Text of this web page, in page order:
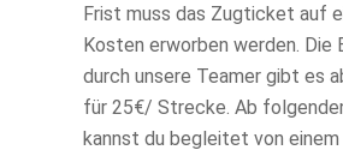
Frist muss das Zugticket auf
Kosten erworben werden. Die
durch unsere Teamer gibt es
für 25€/ Strecke. Ab
kannst du begleitet von einem